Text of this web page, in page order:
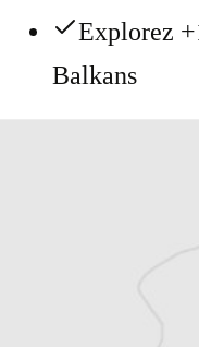
Explorez
Balkans